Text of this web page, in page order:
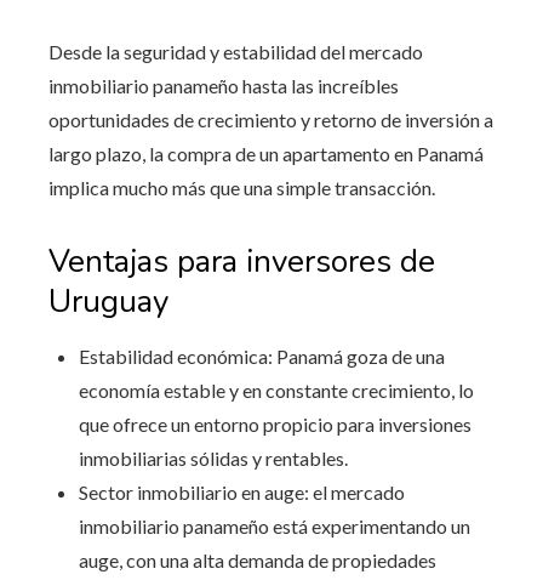
Desde la seguridad y estabilidad del mercado
inmobiliario panameño hasta las increíbles
oportunidades de crecimiento y retorno de inversión a
largo plazo, la compra de un apartamento en Panamá
implica mucho más que una simple transacción.
Ventajas para inversores de
Uruguay
Estabilidad económica: Panamá goza de una
economía estable y en constante crecimiento, lo
que ofrece un entorno propicio para inversiones
inmobiliarias sólidas y rentables.
Sector inmobiliario en auge: el mercado
inmobiliario panameño está experimentando un
auge, con una alta demanda de propiedades